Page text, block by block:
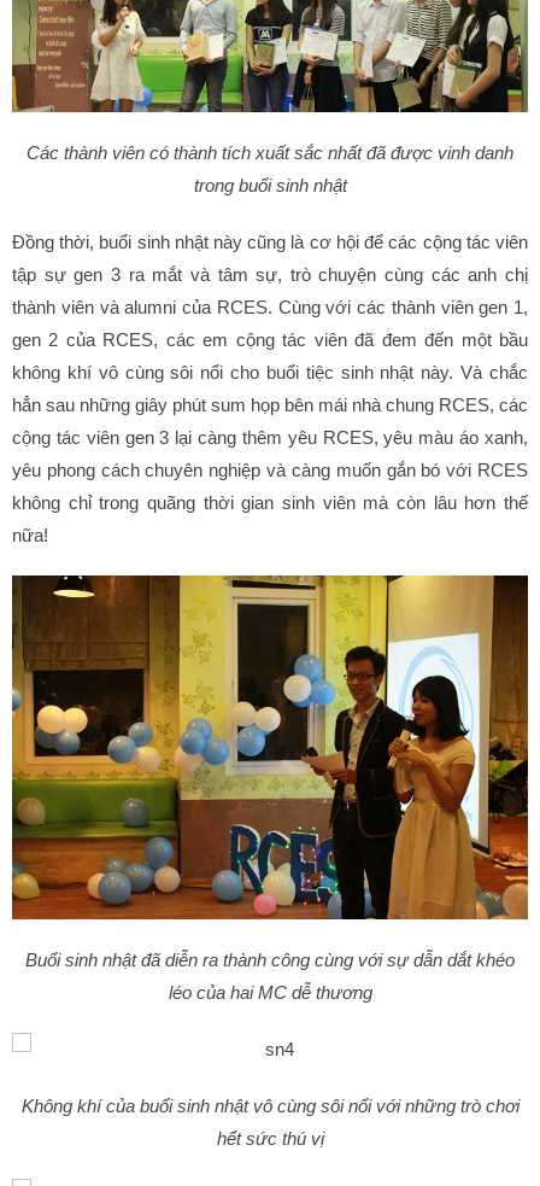
Các thành viên có thành tích xuất sắc nhất đã được vinh danh
trong buổi sinh nhật
Đồng thời, buổi sinh nhật này cũng là cơ hội để các cộng tác viên
tập sự gen 3 ra mắt và tâm sự, trò chuyện cùng các anh chị
thành viên và alumni của RCES. Cùng với các thành viên gen 1,
gen 2 của RCES, các em cộng tác viên đã đem đến một bầu
không khí vô cùng sôi nổi cho buổi tiệc sinh nhật này. Và chắc
hẳn sau những giây phút sum họp bên mái nhà chung RCES, các
cộng tác viên gen 3 lại càng thêm yêu RCES, yêu màu áo xanh,
yêu phong cách chuyên nghiệp và càng muốn gắn bó với RCES
không chỉ trong quãng thời gian sinh viên mà còn lâu hơn thế
nữa!
Buổi sinh nhật đã diễn ra thành công cùng với sự dẫn dắt khéo
léo của hai MC dễ thương
Không khí của buổi sinh nhật vô cùng sôi nổi với những trò chơi
hết sức thú vị